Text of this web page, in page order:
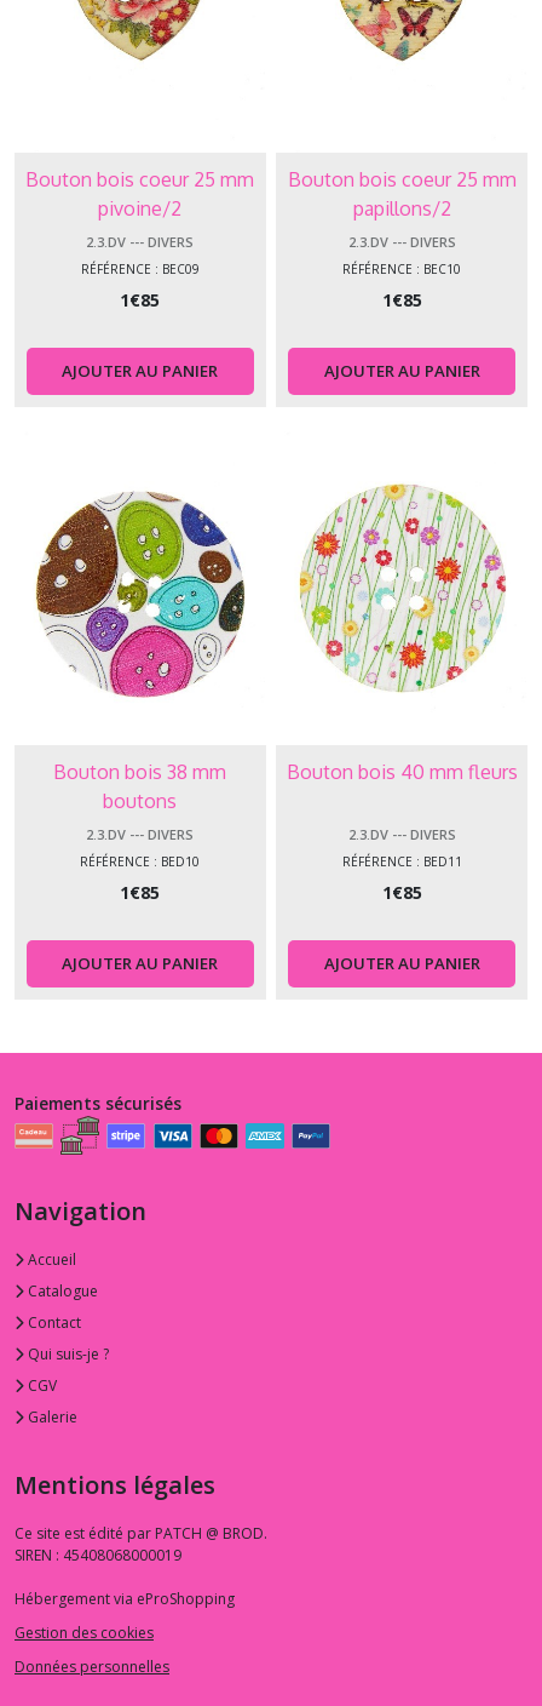
Bouton bois coeur 25 mm
pivoine/2
2.3.DV --- DIVERS
RÉFÉRENCE : BEC09
1€85
AJOUTER AU PANIER
Bouton bois coeur 25 mm
papillons/2
2.3.DV --- DIVERS
RÉFÉRENCE : BEC10
1€85
AJOUTER AU PANIER
Bouton bois 38 mm
boutons
2.3.DV --- DIVERS
RÉFÉRENCE : BED10
1€85
AJOUTER AU PANIER
Bouton bois 40 mm fleurs
2.3.DV --- DIVERS
RÉFÉRENCE : BED11
1€85
AJOUTER AU PANIER
Paiements sécurisés
Navigation
Accueil
Catalogue
Contact
Qui suis-je ?
CGV
Galerie
Mentions légales
Ce site est édité par PATCH @ BROD.
SIREN : 45408068000019
Hébergement via eProShopping
Gestion des cookies
Données personnelles